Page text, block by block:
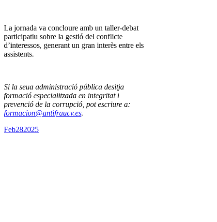
La jornada va concloure amb un taller-debat
participatiu sobre la gestió del conflicte
d’interessos, generant un gran interès entre els
assistents.
Si la seua administració pública desitja
formació especialitzada en integritat i
prevenció de la corrupció, pot escriure a:
formacion@antifraucv.es.
Feb282025